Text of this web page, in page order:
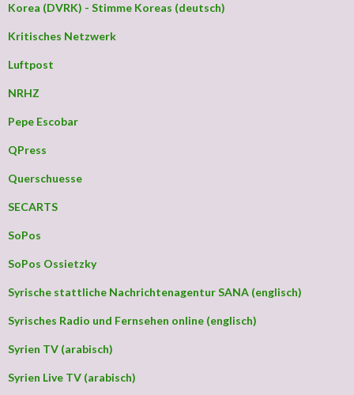
Korea (DVRK) - Stimme Koreas (deutsch)
Kritisches Netzwerk
Luftpost
NRHZ
Pepe Escobar
QPress
Querschuesse
SECARTS
SoPos
SoPos Ossietzky
Syrische stattliche Nachrichtenagentur SANA (englisch)
Syrisches Radio und Fernsehen online (englisch)
Syrien TV (arabisch)
Syrien Live TV (arabisch)